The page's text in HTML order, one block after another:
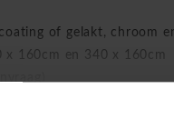
of gelakt, chroom
160cm en 340 x 160cm